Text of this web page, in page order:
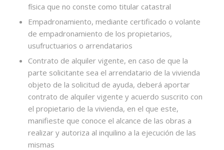
física que no conste como titular catastral
Empadronamiento, mediante certificado o volante
de empadronamiento de los propietarios,
usufructuarios o arrendatarios
Contrato de alquiler vigente, en caso de que la
parte solicitante sea el arrendatario de la vivienda
objeto de la solicitud de ayuda, deberá aportar
contrato de alquiler vigente y acuerdo suscrito con
el propietario de la vivienda, en el que este,
manifieste que conoce el alcance de las obras a
realizar y autoriza al inquilino a la ejecución de las
mismas